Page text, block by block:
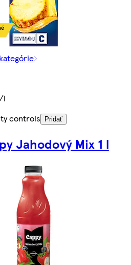
l
controls
Pridať
Jahodový Mix 1 l